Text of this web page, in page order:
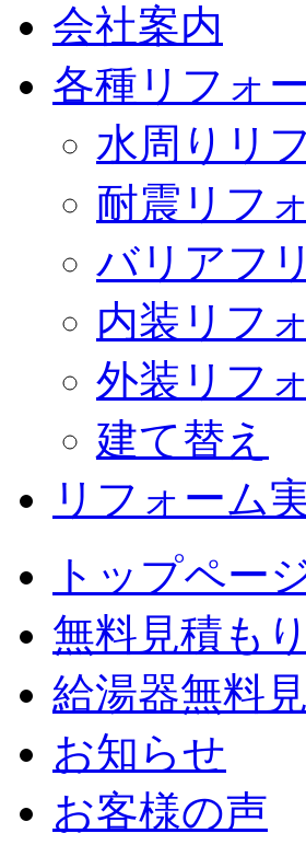
会社案内
各種リフォ
水周りリ
耐震リフ
バリアフ
内装リフ
外装リフ
建て替え
リフォーム
トップペー
無料見積もり
給湯器無料
お知らせ
お客様の声